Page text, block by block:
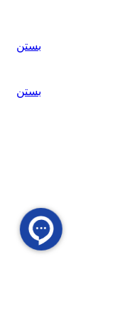
بستن
بستن